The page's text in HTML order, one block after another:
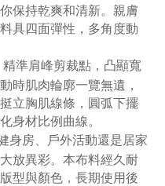
保持乾爽和清新。 親膚
具四面彈性，多角度動
精準肩峰剪裁點，凸顯寬
時肌肉輪廓一覽無遺，
立胸肌線條，圓弧下擺
身材比例曲線。
身房、戶外活動還是居家
放異彩。本布料經久耐
型與顏色，長期使用後